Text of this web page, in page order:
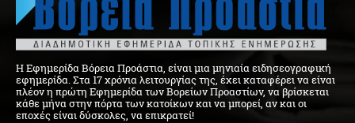
Η Εφημερίδα Βόρεια Προάστια, είναι μια μηνιαία ειδησεογραφική
εφημερίδα. Στα 17 χρόνια λειτουργίας της, έχει καταφέρει να είναι
πλέον η πρώτη Εφημερίδα των Βορείων Προαστίων, να βρίσκεται
κάθε μήνα στην πόρτα των κατοίκων και να μπορεί, αν και οι
εποχές είναι δύσκολες, να επικρατεί!